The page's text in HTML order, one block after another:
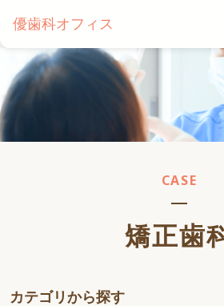
優歯科オフィス
CASE
矯正歯
カテゴリから探す